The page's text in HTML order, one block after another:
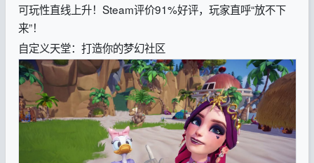
可玩性直线上升！Steam评价91%好评，玩家直呼“放不下
来”！
自定义天堂：打造你的梦幻社区